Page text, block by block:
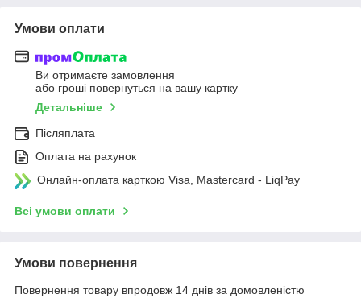
Умови оплати
Ви отримаєте замовлення
або гроші повернуться на вашу картку
Детальніше
Післяплата
Оплата на рахунок
Онлайн-оплата карткою Visa, Mastercard - LiqPay
Всі умови оплати
Умови повернення
Повернення товару впродовж 14 днів за домовленістю